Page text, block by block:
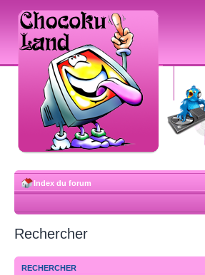
Index du forum
Rechercher
RECHERCHER